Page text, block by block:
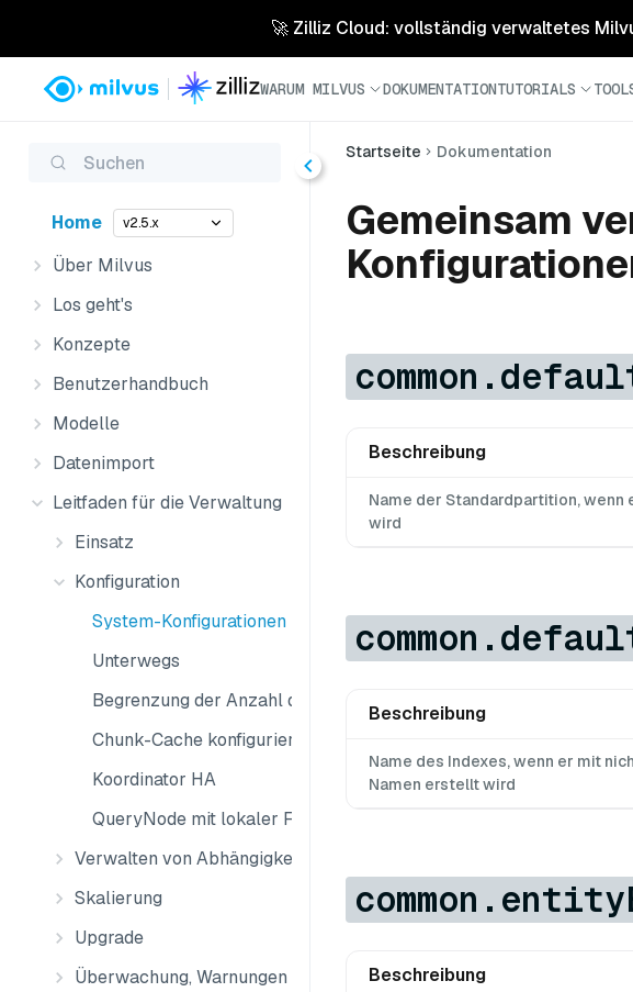
🚀 Zilliz Cloud: vollständig verwaltetes
WARUM MILVUS DOKUMENTATIONTUTORIALS
Suchen
Home v2.5.x
Über Milvus
Los geht's
Konzepte
Benutzerhandbuch
Modelle
Datenimport
Leitfaden für die Verwaltung
Einsatz
Konfiguration
System-Konfigurationen
Unterwegs
Begrenzung der Anzahl der Sammlungen
Chunk-Cache konfigurieren
Koordinator HA
QueryNode mit lokaler Festplatte
Verwalten von Abhängigkeiten
Skalierung
Upgrade
Überwachung, Warnungen und Protokolle
Startseite Dokumentation
Gemeinsam
Beschreibung
Name der Standardpartition, wenn
wird
Beschreibung
Name des Indexes, wenn er mit
Namen erstellt wird
Beschreibung